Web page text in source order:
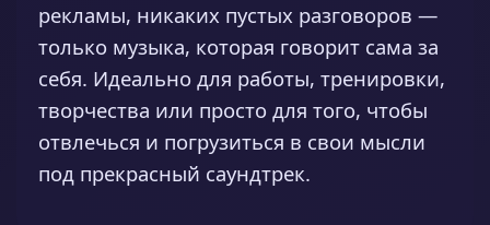
рекламы, никаких пустых разговоров —
только музыка, которая говорит сама за
себя. Идеально для работы, тренировки,
творчества или просто для того, чтобы
отвлечься и погрузиться в свои мысли
под прекрасный саундтрек.